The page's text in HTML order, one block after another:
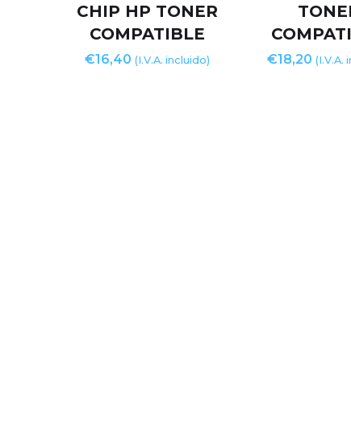
CHIP HP TONER
COMPATIBLE
€16,40 (I.V.A. incluido) €18,20 (I.V.A.